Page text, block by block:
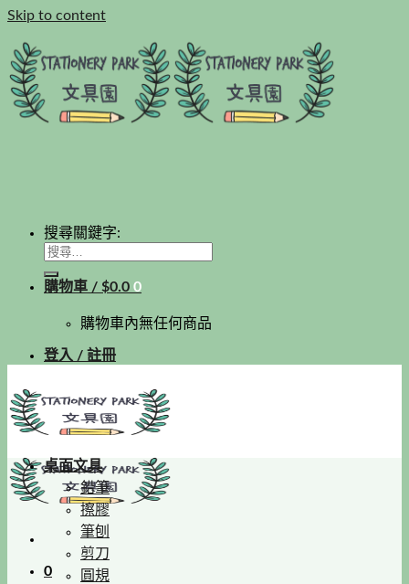
Skip to content
搜尋關鍵字:
購物車 / $0.0 0
購物車內無任何商品
登入 / 註冊
0
桌面文具
鉛筆
擦膠
筆刨
剪刀
圓規